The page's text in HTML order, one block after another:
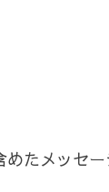
たメッセ